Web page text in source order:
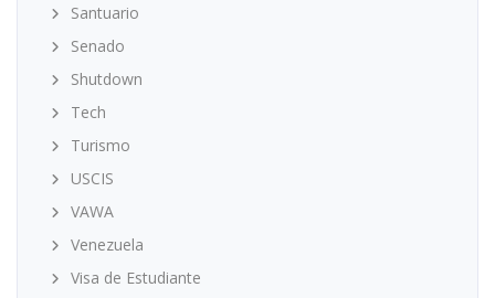
Santuario
Senado
Shutdown
Tech
Turismo
USCIS
VAWA
Venezuela
Visa de Estudiante